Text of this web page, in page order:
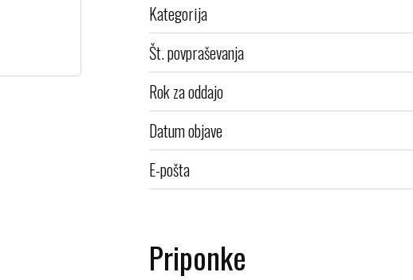
Kategorija
Št. povpraševanja
Rok za oddajo
Datum objave
E-pošta
Priponke